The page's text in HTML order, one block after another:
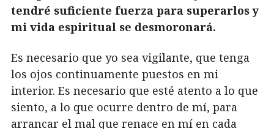
tendré suficiente fuerza para superarlos y
mi vida espiritual se desmoronará.
Es necesario que yo sea vigilante, que tenga
los ojos continuamente puestos en mi
interior. Es necesario que esté atento a lo que
siento, a lo que ocurre dentro de mí, para
arrancar el mal que renace en mí en cada